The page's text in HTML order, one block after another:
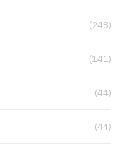
(248)
(141)
(44)
(44)